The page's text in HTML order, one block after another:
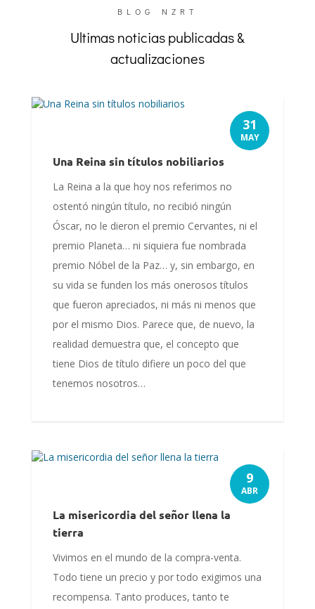
BLOG NZRT
Ultimas noticias publicadas &
actualizaciones
Una Reina sin títulos nobiliarios
La Reina a la que hoy nos referimos no
ostentó ningún título, no recibió ningún
Óscar, no le dieron el premio Cervantes, ni el
premio Planeta… ni siquiera fue nombrada
premio Nóbel de la Paz… y, sin embargo, en
su vida se funden los más onerosos títulos
que fueron apreciados, ni más ni menos que
por el mismo Dios. Parece que, de nuevo, la
realidad demuestra que, el concepto que
tiene Dios de título difiere un poco del que
tenemos nosotros…
31
MAY
La misericordia del señor llena la
tierra
Vivimos en el mundo de la compra-venta.
Todo tiene un precio y por todo exigimos una
recompensa. Tanto produces, tanto te
9
ABR